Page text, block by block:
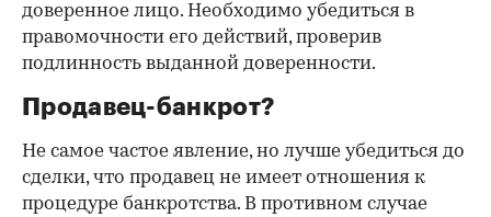
доверенное лицо. Необходимо убедиться в
правомочности его действий, проверив
подлинность выданной доверенности.
Продавец-банкрот?
Не самое частое явление, но лучше убедиться до
сделки, что продавец не имеет отношения к
процедуре банкротства. В противном случае